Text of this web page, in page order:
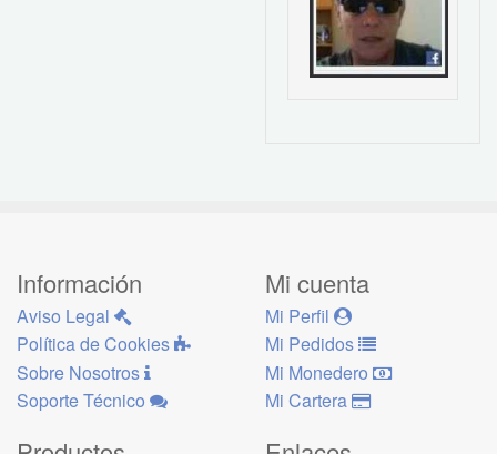
Información
Aviso Legal
Política de Cookies
Sobre Nosotros
Soporte Técnico
Mi cuenta
Mi Perfil
Mi Pedidos
Mi Monedero
Mi Cartera